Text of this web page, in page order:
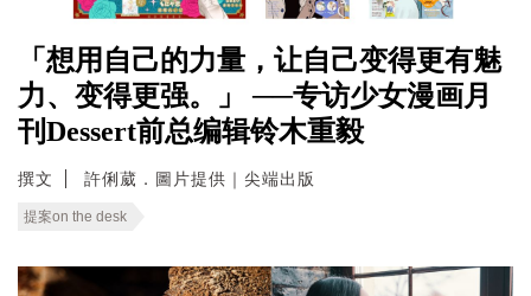
「想用自己的力量，让自己变得更有魅
力、变得更强。」 ──专访少女漫画月
刊Dessert前总编辑铃木重毅
撰文 許俐葳．圖片提供｜尖端出版
提案on the desk